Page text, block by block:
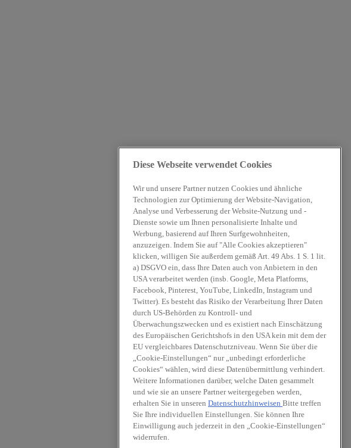
Diese Webseite verwendet Cookies
Wir und unsere Partner nutzen Cookies und ähnliche
Technologien zur Optimierung der Website-Navigation,
Analyse und Verbesserung der Website-Nutzung und -
Dienste sowie um Ihnen personalisierte Inhalte und
Werbung, basierend auf Ihren Surfgewohnheiten,
anzuzeigen. Indem Sie auf "Alle Cookies akzeptieren"
klicken, willigen Sie außerdem gemäß Art. 49 Abs. 1 S. 1 lit.
a) DSGVO ein, dass Ihre Daten auch von Anbietern in den
USA verarbeitet werden (insb. Google, Meta Platforms,
Facebook, Pinterest, YouTube, LinkedIn, Instagram und
Twitter). Es besteht das Risiko der Verarbeitung Ihrer Daten
durch US-Behörden zu Kontroll- und
Überwachungszwecken und es existiert nach Einschätzung
des Europäischen Gerichtshofs in den USA kein mit dem der
EU vergleichbares Datenschutzniveau. Wenn Sie über die
„Cookie-Einstellungen“ nur „unbedingt erforderliche
Cookies“ wählen, wird diese Datenübermittlung verhindert.
Weitere Informationen darüber, welche Daten gesammelt
und wie sie an unsere Partner weitergegeben werden,
erhalten Sie in unseren Datenschutzhinweisen Bitte treffen
Sie Ihre individuellen Einstellungen. Sie können Ihre
Einwilligung auch jederzeit in den „Cookie-Einstellungen“
widerrufen.